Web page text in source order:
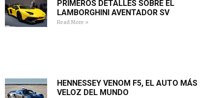
PRIMEROS DETALLES SOBRE EL
LAMBORGHINI AVENTADOR SV
Read More »
HENNESSEY VENOM F5, EL AUTO MÁS
VELOZ DEL MUNDO